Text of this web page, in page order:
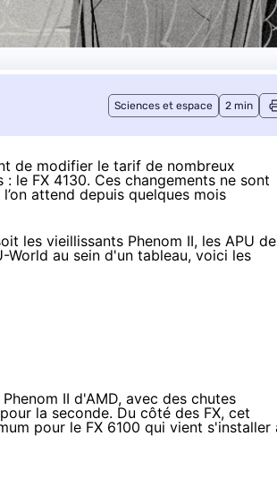
Sciences et espace 2 min
de modifier le tarif de nombreux
le FX 4130. Ces changements ne sont
l’on attend depuis quelques mois
les vieillissants Phenom II, les APU de
World au sein d'un tableau, voici les
II d'AMD, avec des chutes
la seconde. Du côté des FX, cet
pour le FX 6100 qui vient s'installer